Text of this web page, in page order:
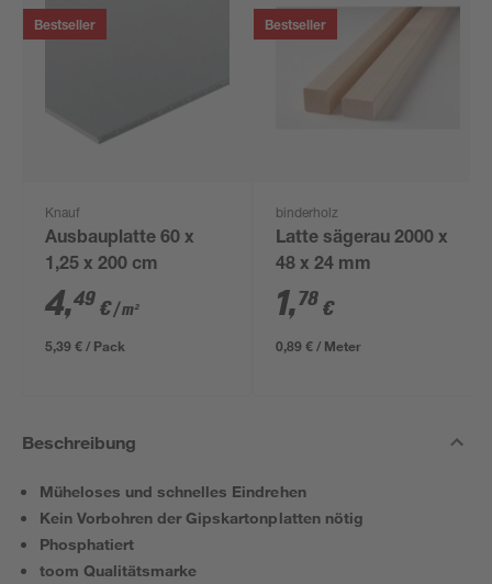
Bestseller
Knauf
Ausbauplatte 60 x
1,25 x 200 cm
4,49 €/ m²
5,39 € / Pack
Bestseller
binderholz
Latte sägerau 2000 x
48 x 24 mm
1,78 €
0,89 € / Meter
Beschreibung
Müheloses und schnelles Eindrehen
Kein Vorbohren der Gipskartonplatten nötig
Phosphatiert
toom Qualitätsmarke